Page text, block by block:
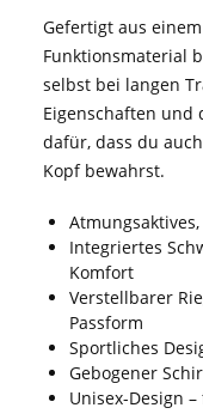
Gefertigt aus
Funktionsmaterial
selbst bei langen
Eigenschaften und
dafür, dass du
Kopf bewahrst.
Integriertes
Komfort
Verstellbarer
Passform
Sportliches
Gebogener
Unisex-Design